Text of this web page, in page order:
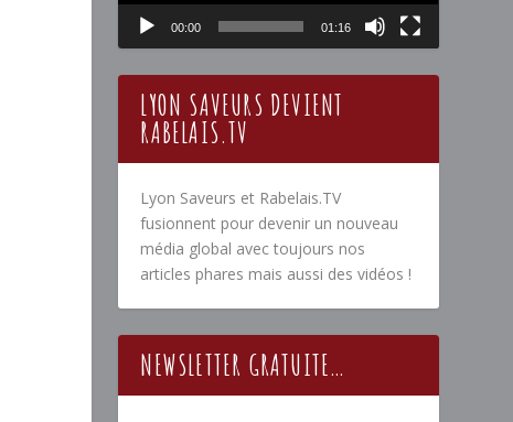
00:00 01:16
LYON SAVEURS DEVIENT
RABELAIS.TV
Lyon Saveurs et Rabelais.TV
fusionnent pour devenir un nouveau
média global avec toujours nos
articles phares mais aussi des vidéos !
NEWSLETTER GRATUITE…